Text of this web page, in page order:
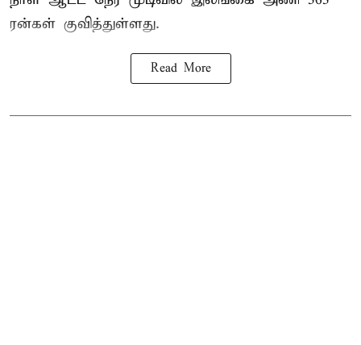
ரன்கள் குவித்துள்ளது.
Read More